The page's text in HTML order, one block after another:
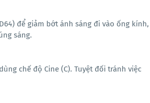
để giảm bớt ánh sáng đi vào ống kính,
sáng.
chế độ Cine (C). Tuyệt đối tránh việc